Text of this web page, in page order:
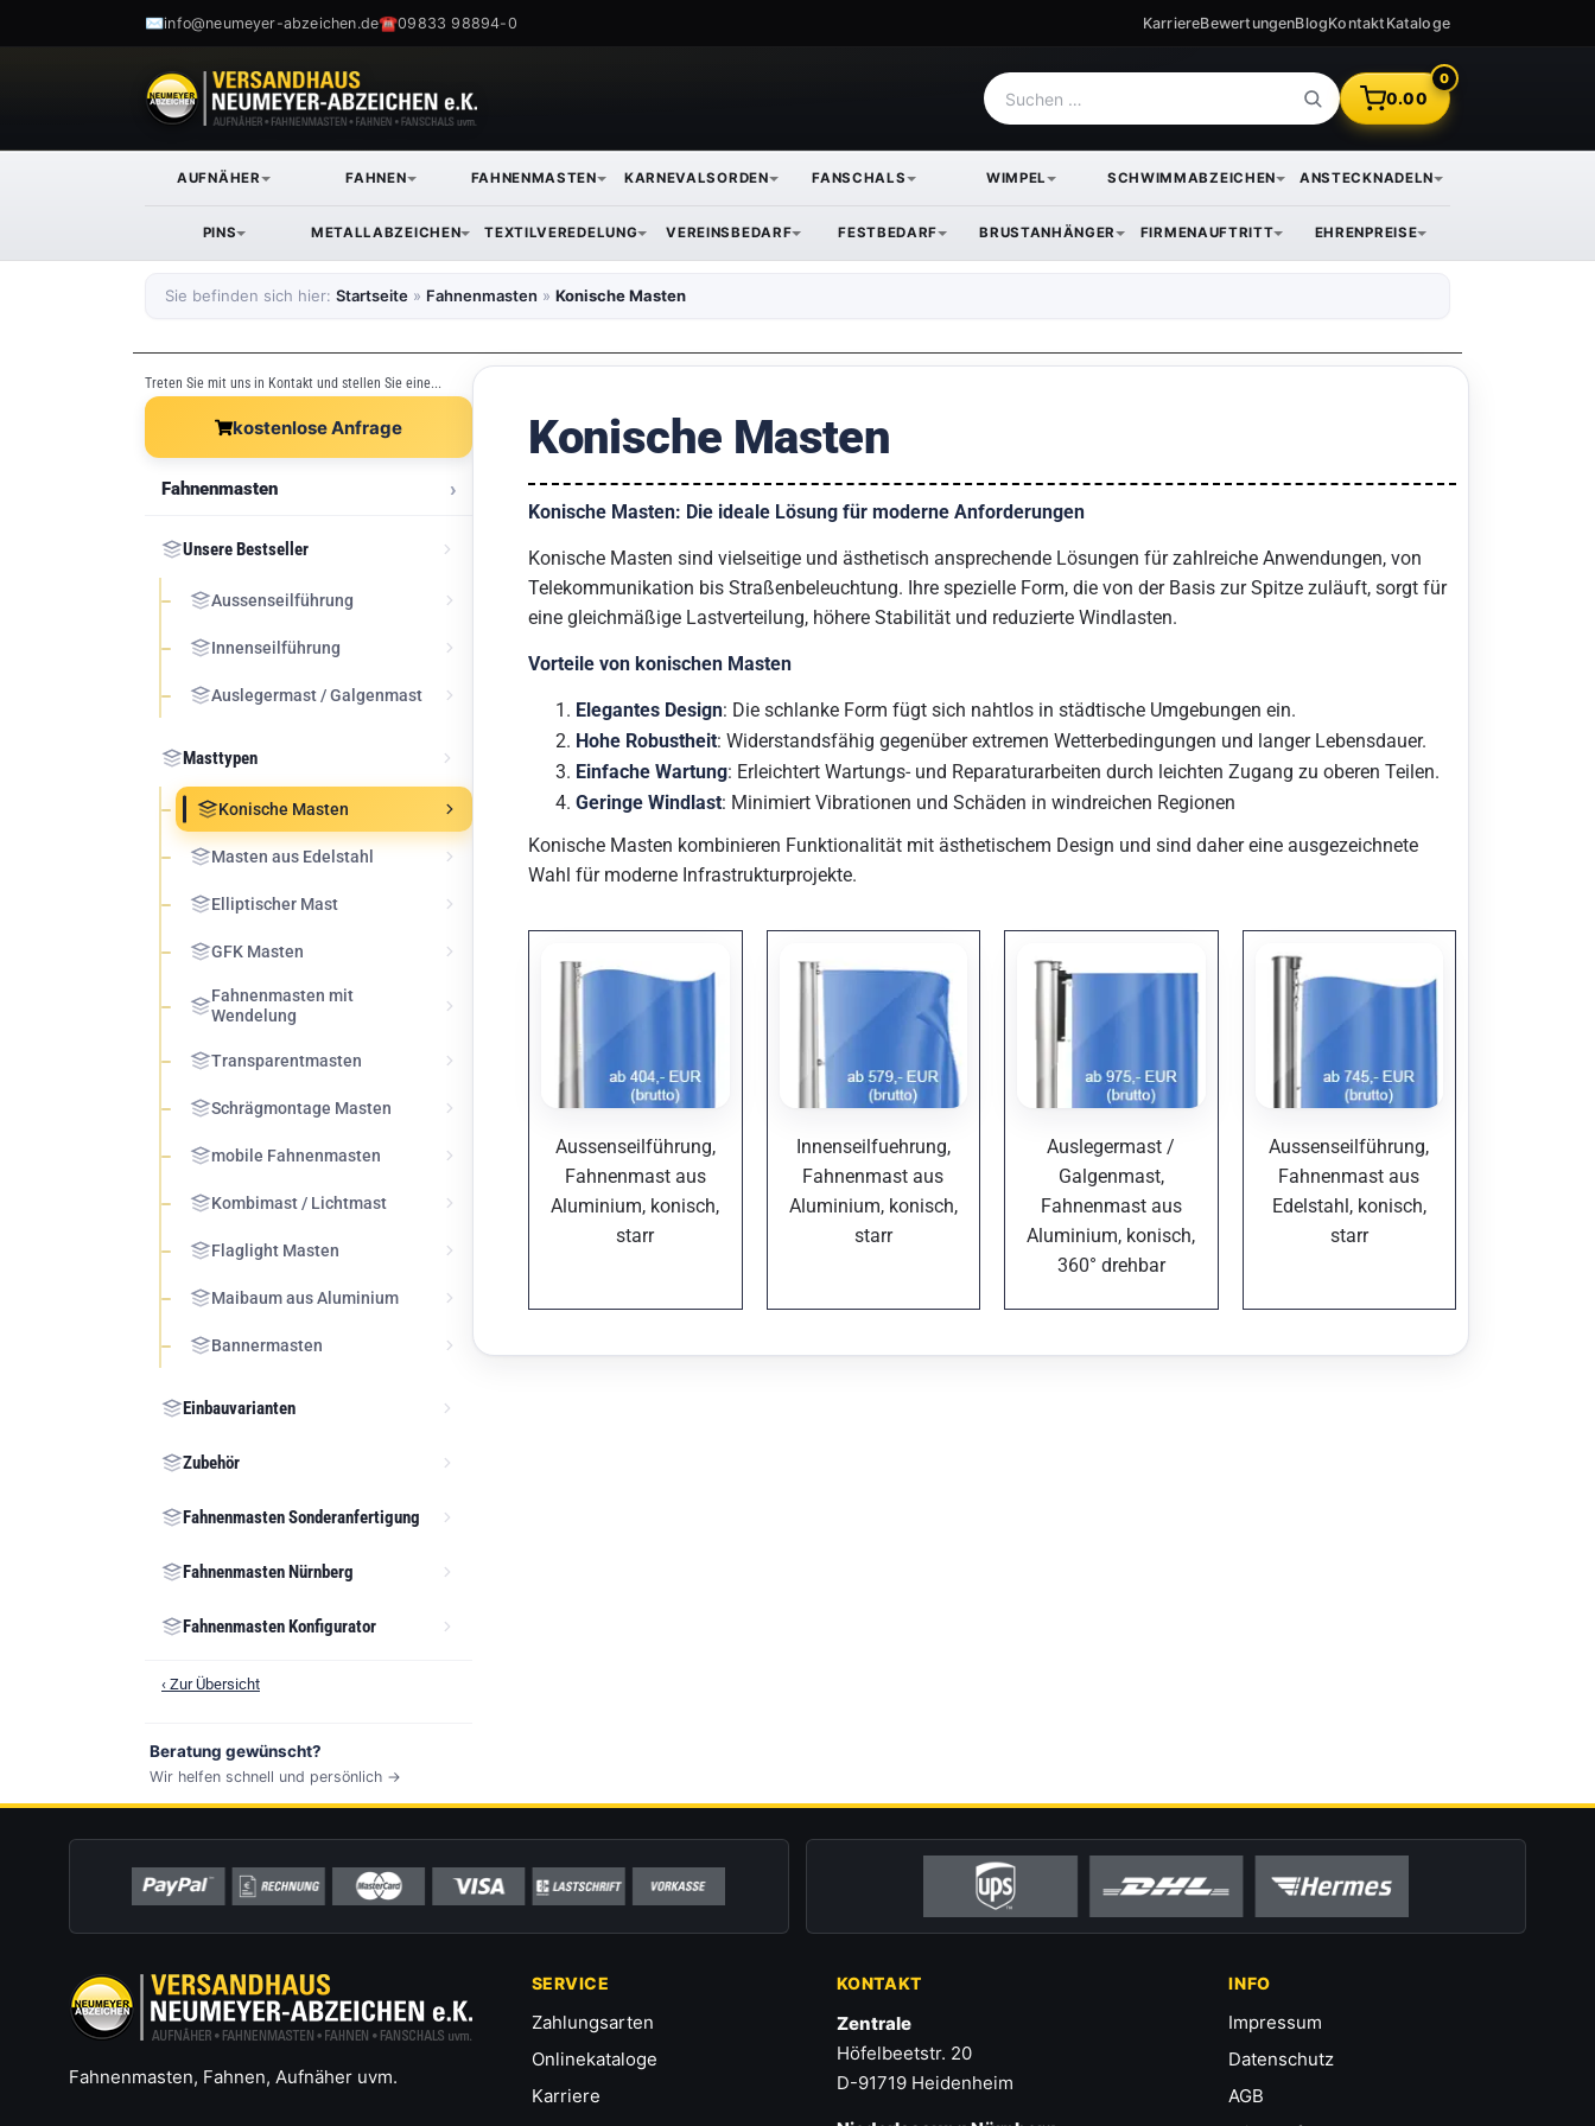
✉info@neumeyer-abzeichen.de☎09833 98894-0 KarriereBewertungenBlogKontakt Kataloge
0.00
0
AUFNÄHER FAHNEN FAHNENMASTEN KARNEVALSORDEN FANSCHALS WIMPEL SCHWIMMABZEICHEN ANSTECKNADELN
PINS METALLABZEICHEN TEXTILVEREDELUNG VEREINSBEDARF FESTBEDARF BRUSTANHÄNGER FIRMENAUFTRITT EHRENPREISE
Sie befinden sich hier: Startseite » Fahnenmasten » Konische Masten
Treten Sie mit uns in Kontakt und stellen Sie eine...
kostenlose Anfrage
Fahnenmasten
Unsere Bestseller
Aussenseilführung
Innenseilführung
Auslegermast / Galgenmast
Masttypen
Konische Masten
Masten aus Edelstahl
Elliptischer Mast
GFK Masten
Fahnenmasten mit
Wendelung
Transparentmasten
Schrägmontage Masten
mobile Fahnenmasten
Kombimast / Lichtmast
Flaglight Masten
Maibaum aus Aluminium
Bannermasten
Einbauvarianten
Zubehör
Fahnenmasten Sonderanfertigung
Fahnenmasten Nürnberg
Fahnenmasten Konfigurator
‹ Zur Übersicht
Beratung gewünscht?
Wir helfen schnell und persönlich →
Konische Masten
Konische Masten: Die ideale Lösung für moderne Anforderungen
Konische Masten sind vielseitige und ästhetisch ansprechende Lösungen für zahlreiche Anwendungen, von
Telekommunikation bis Straßenbeleuchtung. Ihre spezielle Form, die von der Basis zur Spitze zuläuft, sorgt für
eine gleichmäßige Lastverteilung, höhere Stabilität und reduzierte Windlasten.
Vorteile von konischen Masten
Elegantes Design: Die schlanke Form fügt sich nahtlos in städtische Umgebungen ein.
Hohe Robustheit: Widerstandsfähig gegenüber extremen Wetterbedingungen und langer Lebensdauer.
Einfache Wartung: Erleichtert Wartungs- und Reparaturarbeiten durch leichten Zugang zu oberen Teilen.
Geringe Windlast: Minimiert Vibrationen und Schäden in windreichen Regionen
Konische Masten kombinieren Funktionalität mit ästhetischem Design und sind daher eine ausgezeichnete
Wahl für moderne Infrastrukturprojekte.
Aussenseilführung,
Fahnenmast aus
Aluminium, konisch,
starr
Innenseilfuehrung,
Fahnenmast aus
Aluminium, konisch,
starr
Auslegermast /
Galgenmast,
Fahnenmast aus
Aluminium, konisch,
360° drehbar
Aussenseilführung,
Fahnenmast aus
Edelstahl, konisch,
starr
Fahnenmasten, Fahnen, Aufnäher uvm.
SERVICE
Zahlungsarten
Onlinekataloge
Karriere
KONTAKT
Zentrale
Höfelbeetstr. 20
D-91719 Heidenheim
INFO
Impressum
Datenschutz
AGB